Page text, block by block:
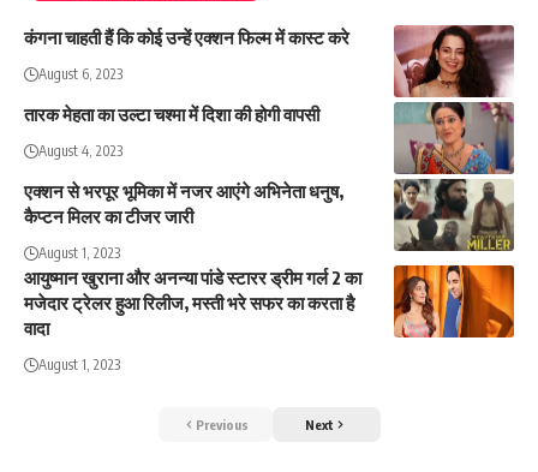
कंगना चाहती हैं कि कोई उन्हें एक्शन फिल्म में कास्ट करे
August 6, 2023
तारक मेहता का उल्टा चश्मा में दिशा की होगी वापसी
August 4, 2023
एक्शन से भरपूर भूमिका में नजर आएंगे अभिनेता धनुष,
कैप्टन मिलर का टीजर जारी
August 1, 2023
आयुष्मान खुराना और अनन्या पांडे स्टारर ड्रीम गर्ल 2 का
मजेदार ट्रेलर हुआ रिलीज, मस्ती भरे सफर का करता है
वादा
August 1, 2023
Previous Next